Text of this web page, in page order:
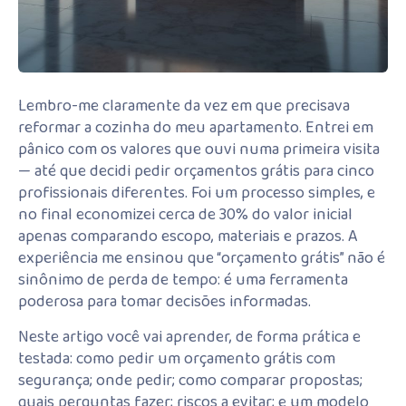
Lembro-me claramente da vez em que precisava
reformar a cozinha do meu apartamento. Entrei em
pânico com os valores que ouvi numa primeira visita
— até que decidi pedir orçamentos grátis para cinco
profissionais diferentes. Foi um processo simples, e
no final economizei cerca de 30% do valor inicial
apenas comparando escopo, materiais e prazos. A
experiência me ensinou que “orçamento grátis” não é
sinônimo de perda de tempo: é uma ferramenta
poderosa para tomar decisões informadas.
Neste artigo você vai aprender, de forma prática e
testada: como pedir um orçamento grátis com
segurança; onde pedir; como comparar propostas;